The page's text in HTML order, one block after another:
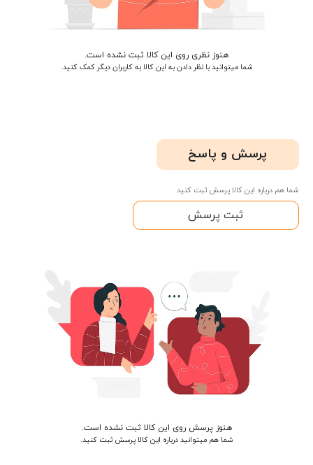
هنوز نظری روی این کالا ثبت نشده است.
شما میتوانید با نظر دادن به این کالا به کاربران دیگر کمک کنید.
پرسش و پاسخ
شما هم درباره این کالا پرسش ثبت کنید
ثبت پرسش
هنوز پرسش روی این کالا ثبت نشده است.
شما هم میتوانید درباره این کالا پرسش ثبت کنید.